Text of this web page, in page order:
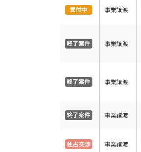
事業譲渡
事業譲渡
事業譲渡
事業譲渡
事業譲渡